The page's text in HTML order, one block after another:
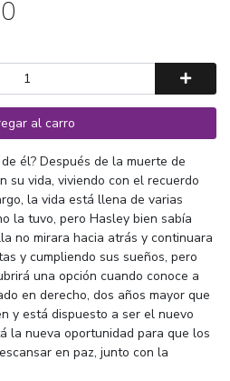
al carro
él? Después de la muerte de
su vida, viviendo con el recuerdo
la vida está llena de varias
la tuvo, pero Hasley bien sabía
no mirara hacia atrás y continuara
y cumpliendo sus sueños, pero
una opción cuando conoce a
en derecho, dos años mayor que
y está dispuesto a ser el nuevo
la nueva oportunidad para que los
en paz, junto con la